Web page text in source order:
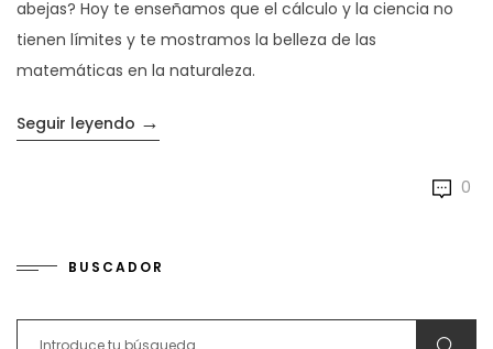
abejas? Hoy te enseñamos que el cálculo y la ciencia no
tienen límites y te mostramos la belleza de las
matemáticas en la naturaleza.
Seguir leyendo «Conoce la belleza de la naturaleza a
→
0
BUSCADOR